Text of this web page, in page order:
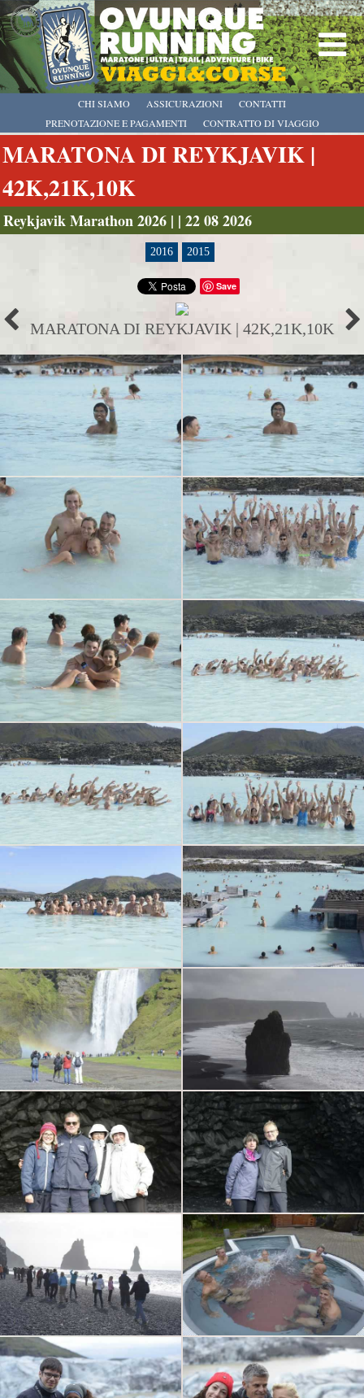
CHI SIAMO
PRENOTAZIONE E PAGAMENTI
CONTRATTO DI VIAGGIO
ASSICURAZIONI CONTATTI
MARATONA DI REYKJAVIK |
42K,21K,10K
Reykjavik Marathon 2026 | | 22 08 2026
2016 2015
Save
MARATONA DI REYKJAVIK | 42K,21K,10K